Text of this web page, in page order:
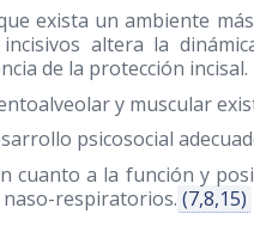
exista un ambiente
altera la
de la protección incisal.
y muscular
psicosocial
cuanto a la función y
respiratorios. (7,8,15)